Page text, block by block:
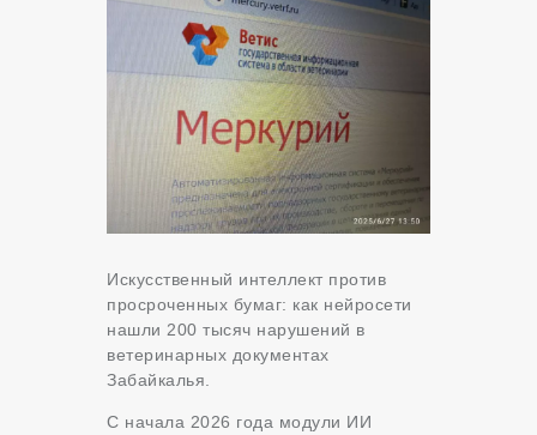
Искусственный интеллект против
просроченных бумаг: как нейросети
нашли 200 тысяч нарушений в
ветеринарных документах
Забайкалья.
С начала 2026 года модули ИИ